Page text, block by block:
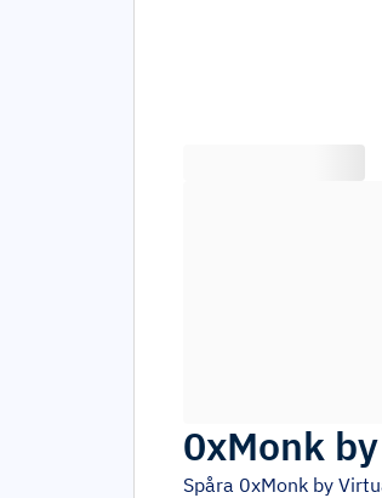
0xMonk
Spåra 0xMonk by